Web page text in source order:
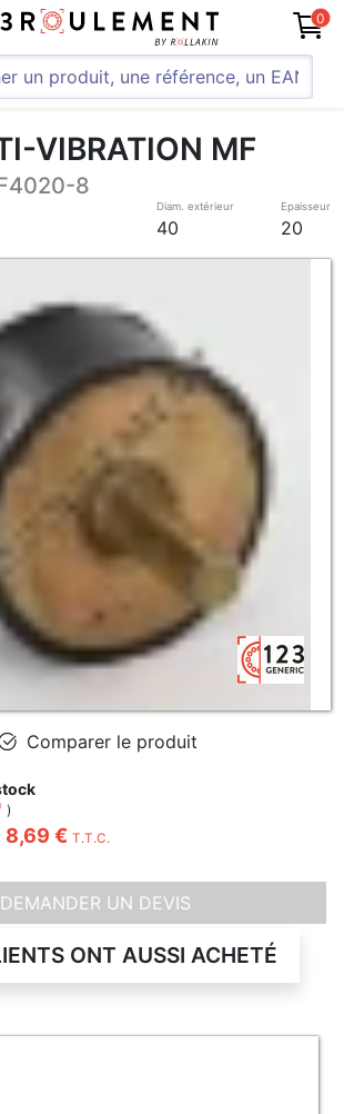
0
VIBRATION MF
8
Diam. extérieur
40
Epaisseur
20
Comparer le produit
8,69 € T.T.C.
)
DEMANDER UN DEVIS
ONT AUSSI ACHETÉ